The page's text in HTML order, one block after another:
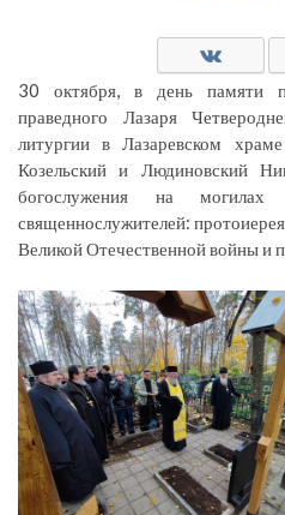
30 октября, в день памяти
праведного Лазаря
литургии в Лазаревском
Козельский и Людиновский
богослужения на могилах
священнослужителей:
Великой Отечественной войны и